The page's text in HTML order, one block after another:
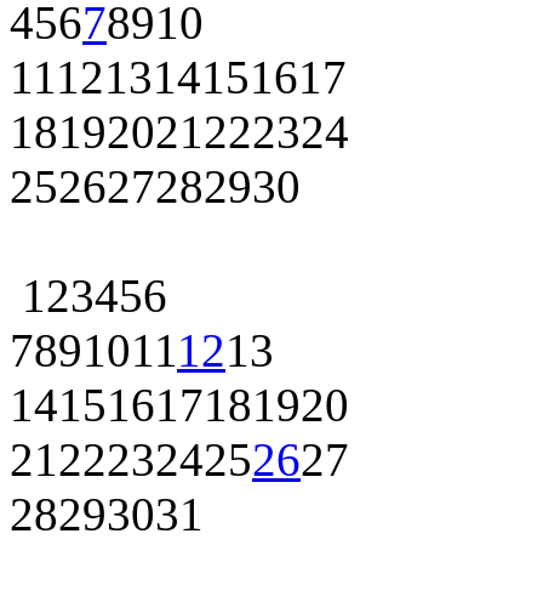
45678910
11121314151617
18192021222324
252627282930
123456
78910111213
14151617181920
21222324252627
28293031